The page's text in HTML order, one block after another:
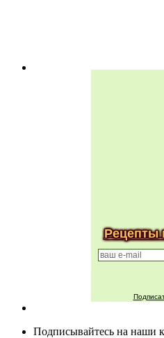
Рецепты
Подписывайтесь на наши